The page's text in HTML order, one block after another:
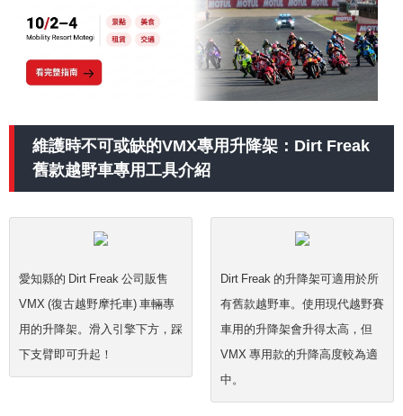
維護時不可或缺的VMX專用升降架：Dirt Freak
舊款越野車專用工具介紹
愛知縣的 Dirt Freak 公司販售
VMX (復古越野摩托車) 車輛專
用的升降架。滑入引擎下方，踩
下支臂即可升起！
Dirt Freak 的升降架可適用於所
有舊款越野車。使用現代越野賽
車用的升降架會升得太高，但
VMX 專用款的升降高度較為適
中。